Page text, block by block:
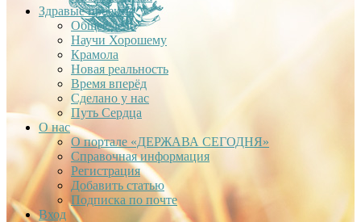
Здравые проекты
Общее дело
Научи Хорошему
Крамола
Новая реальность
Время вперёд
Сделано у нас
Путь Сердца
О нас
О портале «ДЕРЖАВА СЕГОДНЯ»
Справочная информация
Регистрация
Добавить статью
Подписка по почте
Вход